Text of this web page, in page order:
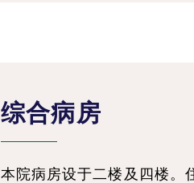
综合病房
本院病房设于二楼及四楼。